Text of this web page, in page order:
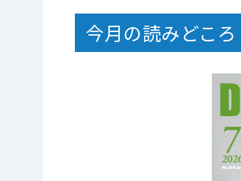
今月の読みどころ